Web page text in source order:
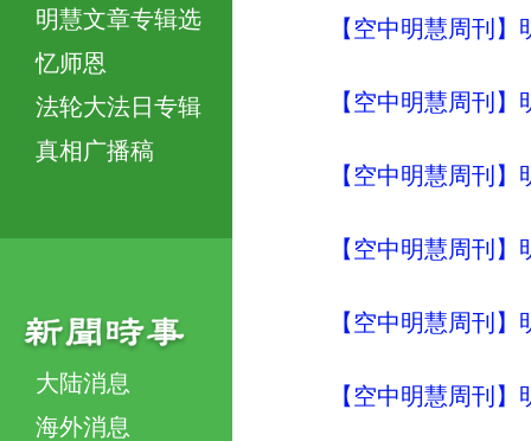
明慧文章专辑选
忆师恩
法轮大法日专辑
真相广播稿
大陆消息
海外消息
【空中明慧周刊
【空中明慧周刊
【空中明慧周刊
【空中明慧周刊
【空中明慧周刊
【空中明慧周刊